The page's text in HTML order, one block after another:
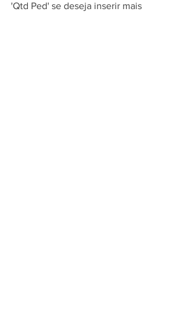
'Qtd Ped' se deseja inserir mais